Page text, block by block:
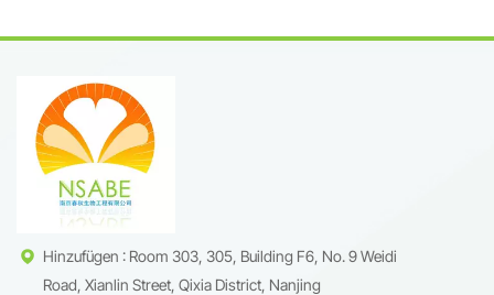
Hinzufügen : Room 303, 305, Building F6, No. 9 Weidi
Road, Xianlin Street, Qixia District, Nanjing